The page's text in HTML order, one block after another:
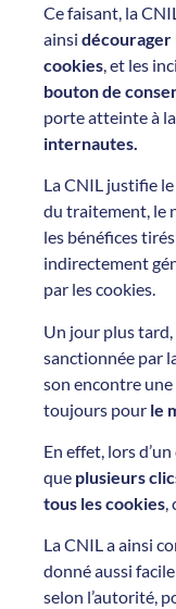
Ce faisant, la
ainsi décourager
cookies , et les
bouton de
porte atteinte à la
internautes.
La CNIL justifie
du traitement, le
les bénéfices
indirectement
par les cookies.
Un jour plus tard,
sanctionnée par
son encontre une
toujours pour le
En effet, lors
que plusieurs
tous les cookies,
La CNIL a ainsi
donné aussi
selon l’autorité,